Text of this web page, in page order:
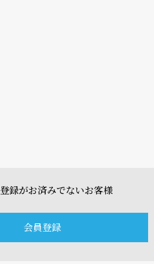
録がお済みでないお客様
会員登録